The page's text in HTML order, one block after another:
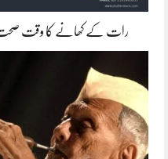
رات کے کھانے کا وقت صحت